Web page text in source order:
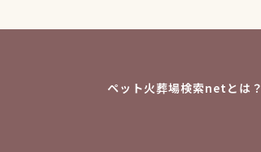
ペット火葬場検索netとは？